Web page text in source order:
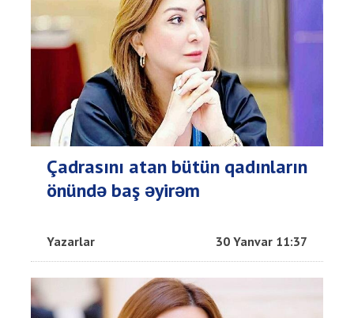
Çadrasını atan bütün qadınların
önündə baş əyirəm
Yazarlar 30 Yanvar 11:37